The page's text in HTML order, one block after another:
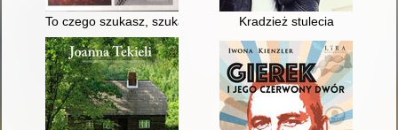
To czego szukasz, szuka także ciebieKradzież stulecia